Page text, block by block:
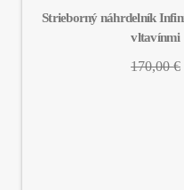
Strieborný náhrdelník
vltavínmi
170,00 €